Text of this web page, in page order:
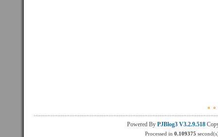
Powered By PJBlog3 V3.2.9.518
Processed in0.109375